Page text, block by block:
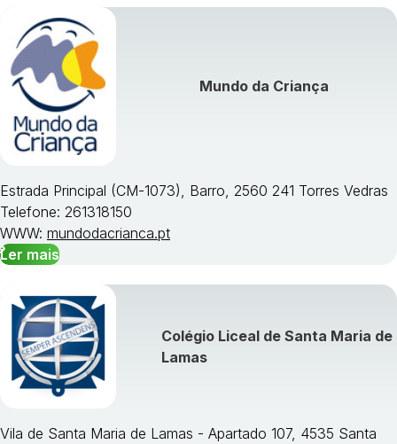
Mundo da Criança
Estrada Principal (CM-1073), Barro, 2560 241 Torres Vedras
Telefone: 261318150
WWW: mundodacrianca.pt
Ler mais
Colégio Liceal de Santa Maria de
Lamas
Vila de Santa Maria de Lamas - Apartado 107, 4535 Santa